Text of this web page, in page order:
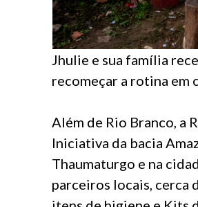
Jhulie e sua família
recomeçar a rotina em
Além de Rio Branco, a
Iniciativa da bacia
Thaumaturgo e na
parceiros locais, cerca